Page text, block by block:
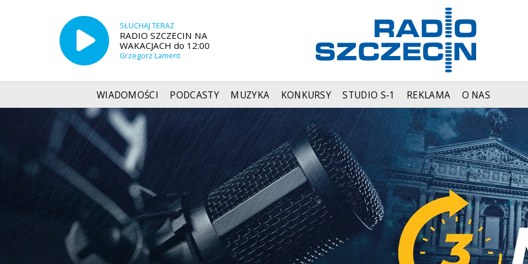
SŁUCHAJ TERAZ
RADIO SZCZECIN NA
WAKACJACH do 12:00
Grzegorz Lament
WIADOMOŚCI PODCASTY MUZYKA KONKURSY STUDIO S-1 REKLAMA O NAS